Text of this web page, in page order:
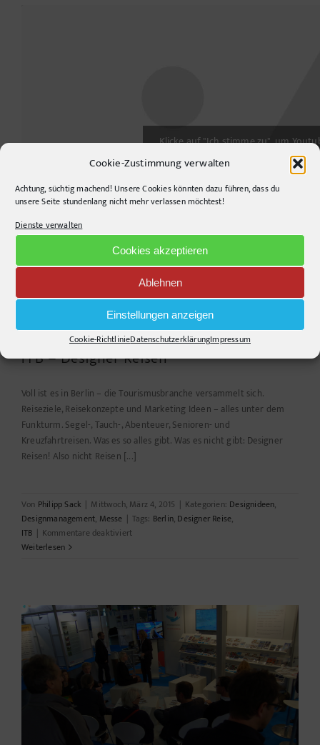
Cookie-Zustimmung verwalten
Achtung, süchtig machend! Unsere Cookies könnten dazu führen, dass du
unsere Seite stundenlang nicht mehr verlassen möchtest!
Dienste verwalten
Cookies akzeptieren
Ablehnen
Einstellungen anzeigen
Cookie-RichtlinieDatenschutzerklärungImpressum
Klicke auf "Ich stimme zu", um
aktivieren
Ich stimme zu
ITB – Designer Reisen
Voll ist es in Berlin – die Tourismusbranche versammelt sich.
Reiseziele, Reisekonzepte und Marketing Ideen – alles unter dem
Funkturm. Segel-, Tauch-, Abenteuer, Senioren- und
Kreuzfahrtreisen. Was es so alles gibt. Was es nicht gibt: Designer
Reisen! Also nicht Reisen [...]
Von Philipp Sack | Mittwoch, März 4, 2015 | Kategorien: Designideen,
Designmanagement, Messe | Tags: Berlin, Designer Reise,
ITB | Kommentare deaktiviertfür
Weiterlesen